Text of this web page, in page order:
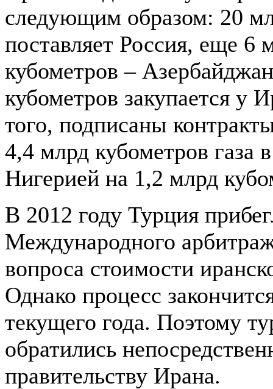
следующим образом: 20
поставляет Россия, еще 6
кубометров –
кубометров закупается у
того, подписаны
4,4 млрд кубометров газа
Нигерией на 1,2 млрд
В 2012 году Турция
Международного
вопроса стоимости
Однако процесс
текущего года. Поэтому
обратились
правительству Ирана.